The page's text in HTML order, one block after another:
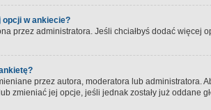
opcji w ankiecie?
przez administratora. Jeśli chciałbyś dodać więcej
przez autora, moderatora lub administratora.
zmieniać jej opcje, jeśli jednak zostały już oddane